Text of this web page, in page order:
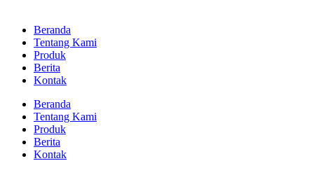
Beranda
Tentang Kami
Produk
Berita
Kontak
Beranda
Tentang Kami
Produk
Berita
Kontak